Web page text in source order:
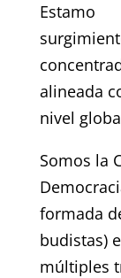
Estamo
alineada
nivel
Somos la
formada
budistas)
múltiples